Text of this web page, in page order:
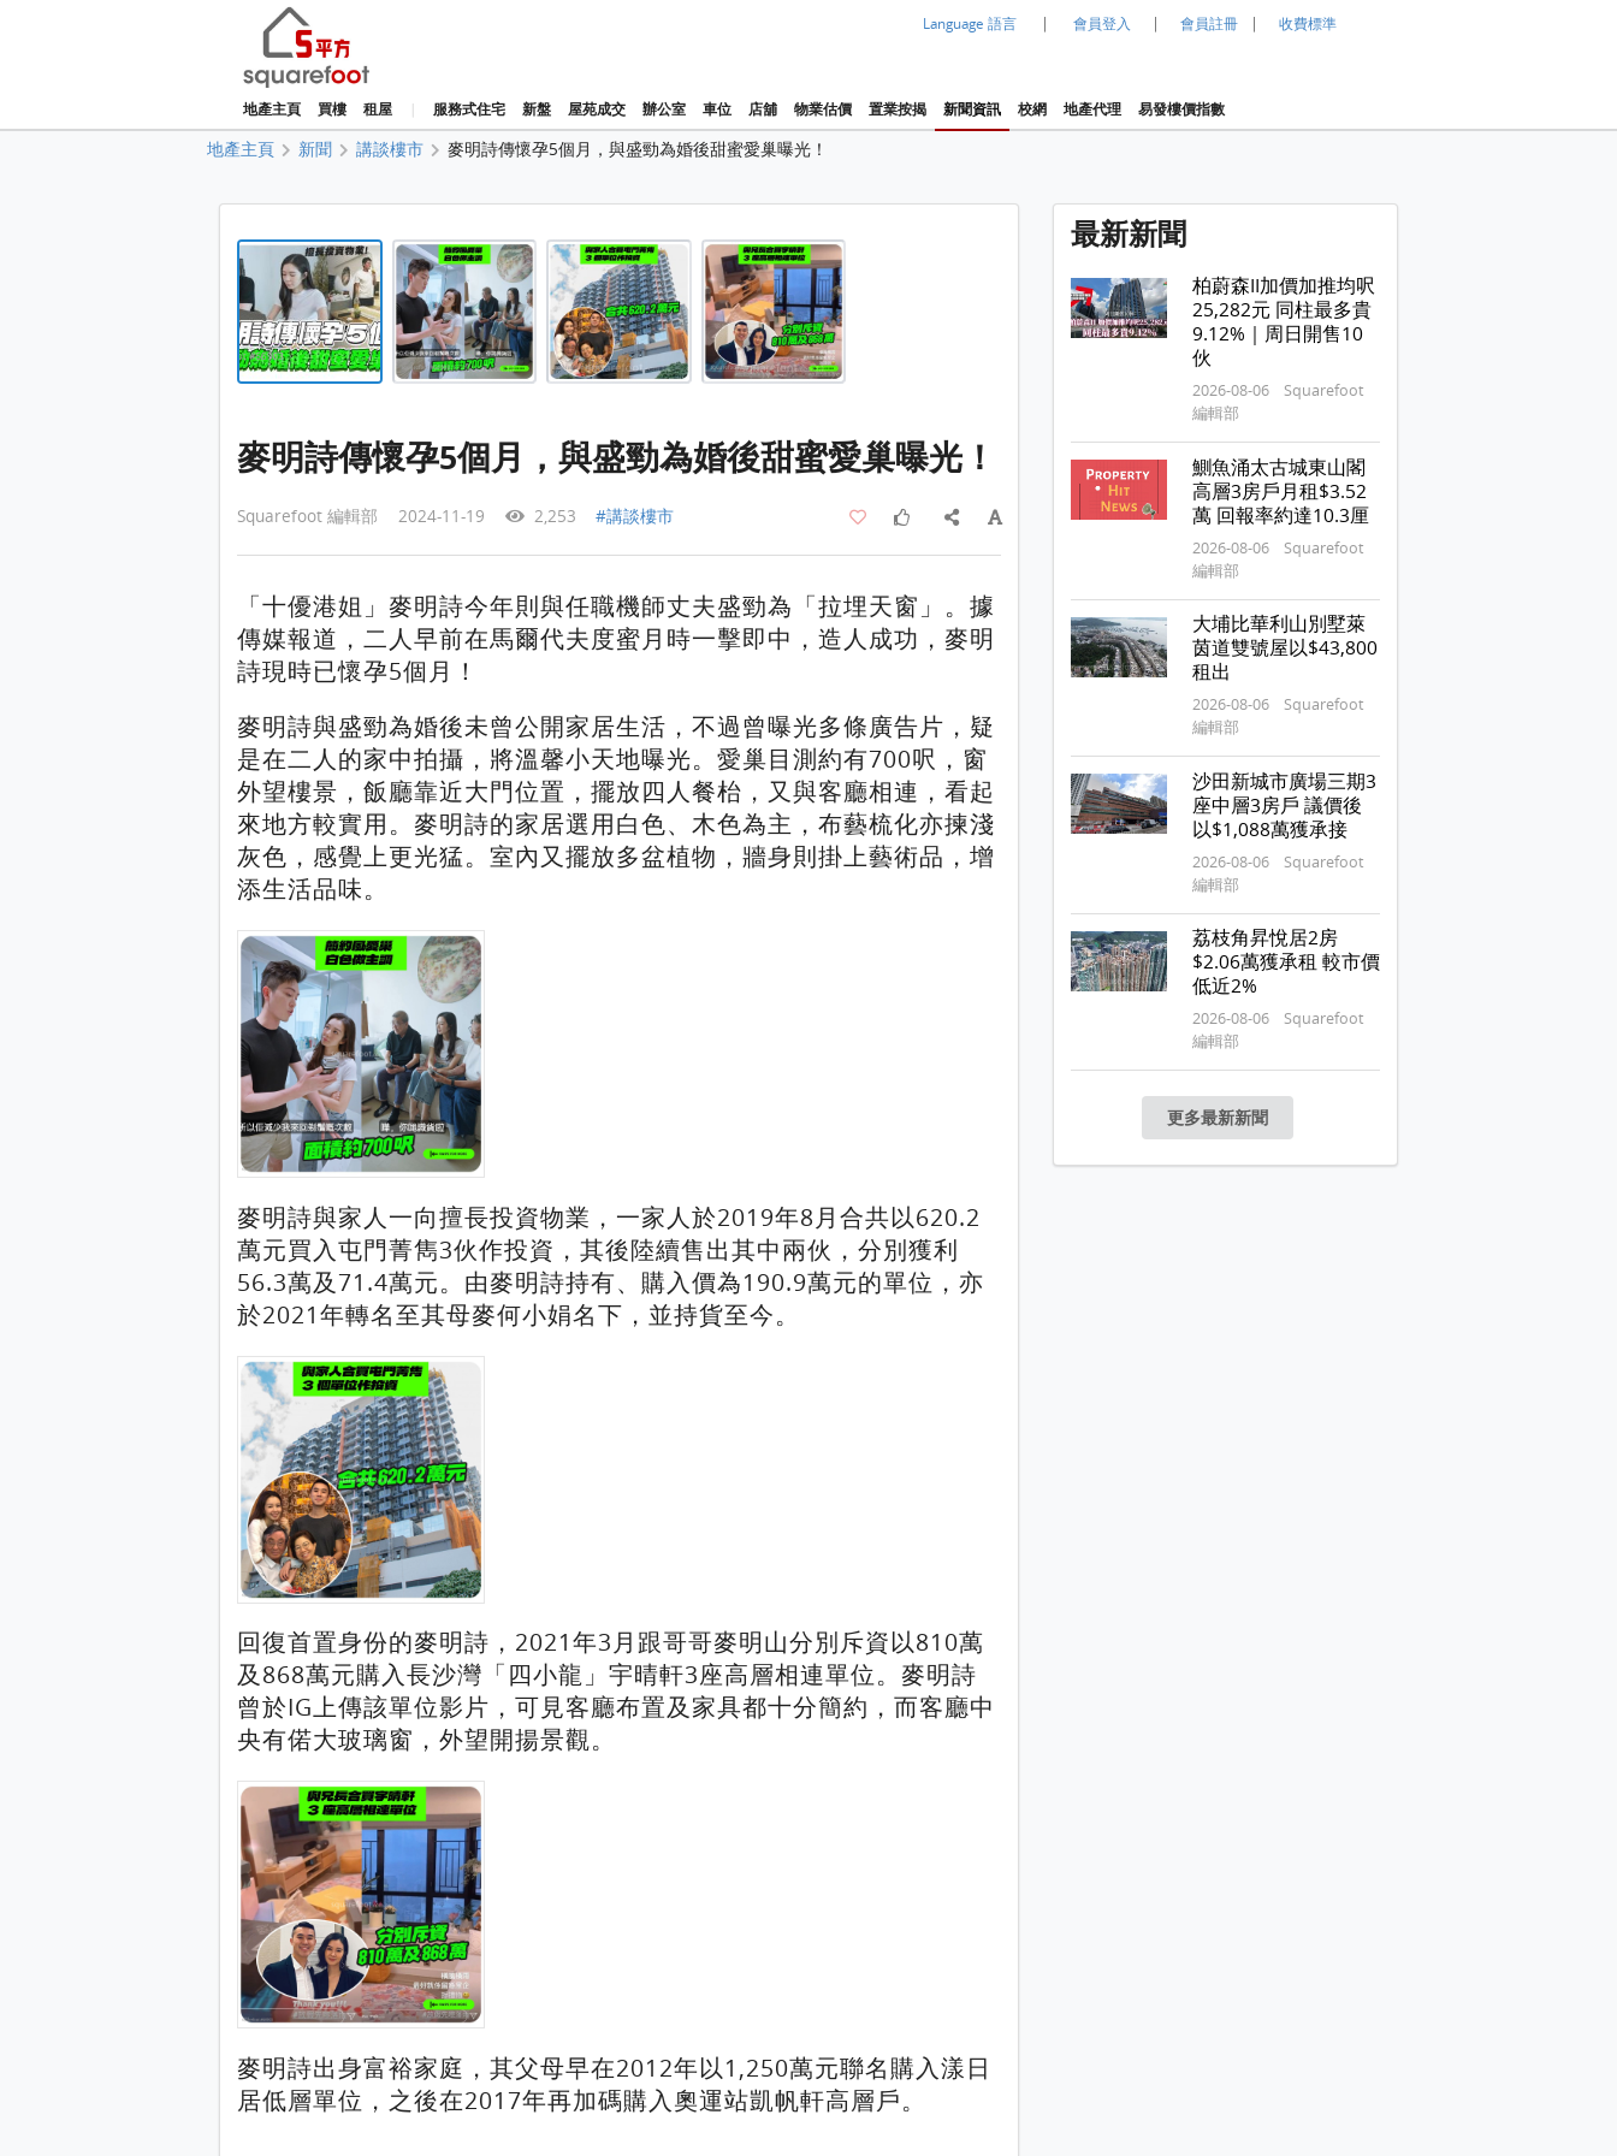
Language 語言 | 會員登入 | 會員註冊 | 收費標準
地產主頁 買樓 租屋 | 服務式住宅 新盤 屋苑成交 辦公室 車位 店舖 物業估價 置業按揭 新聞資訊 校網 地產代理 易發樓價指數
地產主頁 新聞 講談樓市 麥明詩傳懷孕5個月，與盛勁為婚後甜蜜愛巢曝光！
麥明詩傳懷孕5個月，與盛勁為婚後甜蜜愛巢曝光！
Squarefoot 編輯部 2024-11-19 2,253 #講談樓市
「十優港姐」麥明詩今年則與任職機師丈夫盛勁為「拉埋天窗」。據
傳媒報道，二人早前在馬爾代夫度蜜月時一擊即中，造人成功，麥明
詩現時已懷孕5個月！
麥明詩與盛勁為婚後未曾公開家居生活，不過曾曝光多條廣告片，疑
是在二人的家中拍攝，將溫馨小天地曝光。愛巢目測約有700呎，窗
外望樓景，飯廳靠近大門位置，擺放四人餐枱，又與客廳相連，看起
來地方較實用。麥明詩的家居選用白色、木色為主，布藝梳化亦揀淺
灰色，感覺上更光猛。室內又擺放多盆植物，牆身則掛上藝術品，增
添生活品味。
麥明詩與家人一向擅長投資物業，一家人於2019年8月合共以620.2
萬元買入屯門菁雋3伙作投資，其後陸續售出其中兩伙，分別獲利
56.3萬及71.4萬元。由麥明詩持有、購入價為190.9萬元的單位，亦
於2021年轉名至其母麥何小娟名下，並持貨至今。
回復首置身份的麥明詩，2021年3月跟哥哥麥明山分別斥資以810萬
及868萬元購入長沙灣「四小龍」宇晴軒3座高層相連單位。麥明詩
曾於IG上傳該單位影片，可見客廳布置及家具都十分簡約，而客廳中
央有偌大玻璃窗，外望開揚景觀。
麥明詩出身富裕家庭，其父母早在2012年以1,250萬元聯名購入漾日
居低層單位，之後在2017年再加碼購入奧運站凱帆軒高層戶。
最新新聞
柏蔚森II加價加推均呎
25,282元 同柱最多貴
9.12%｜周日開售10
伙
2026-08-06 Squarefoot
編輯部
鰂魚涌太古城東山閣
高層3房戶月租$3.52
萬 回報率約達10.3厘
2026-08-06 Squarefoot
編輯部
大埔比華利山別墅萊
茵道雙號屋以$43,800
租出
2026-08-06 Squarefoot
編輯部
沙田新城市廣場三期3
座中層3房戶 議價後
以$1,088萬獲承接
2026-08-06 Squarefoot
編輯部
荔枝角昇悅居2房
$2.06萬獲承租 較市價
低近2%
2026-08-06 Squarefoot
編輯部
更多最新新聞